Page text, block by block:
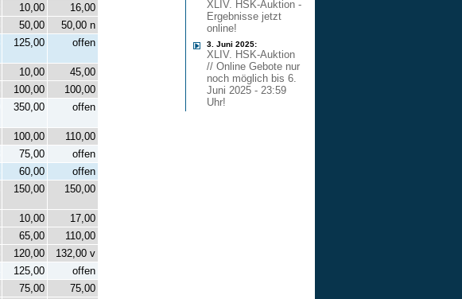
10,00
16,00
50,00
50,00 n
125,00 offen
10,00
45,00
100,00
100,00
350,00 offen
100,00
110,00
75,00
offen
60,00
offen
150,00 150,00
10,00
17,00
65,00
110,00
120,00
132,00 v
125,00
offen
75,00
75,00
XLIV. HSK-Auktion -
Ergebnisse jetzt
online!
3. Juni 2025:
XLIV. HSK-Auktion
// Online Gebote nur
noch möglich bis 6.
Juni 2025 - 23:59
Uhr!